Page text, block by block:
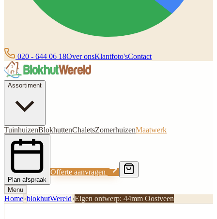
020 - 644 06 18Over onsKlantfoto'sContact
Assortiment
TuinhuizenBlokhuttenChaletsZomerhuizenMaatwerk
Plan afspraak
Offerte aanvragen
Menu
Home›blokhutWereld›Eigen ontwerp: 44mm Oostveen